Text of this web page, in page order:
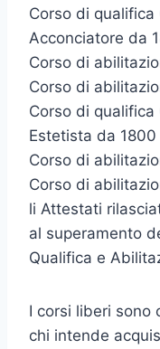
Corso di
Acconciatore da
Corso di
Corso di
Corso di
Estetista da 1800
Corso di
Corso di
li Attestati
al superamento
Qualifica e
I corsi liberi sono
chi intende